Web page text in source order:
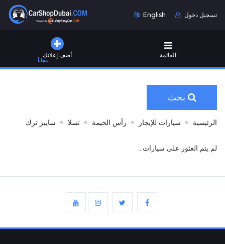
English تسجيل دخول
أضف إعلانك
مجاناً
القائمة
بحث
الرئيسية سيارات للإيجار رأس الخيمة تسلا سايبر ترك
لم يتم العثور على سيارات...